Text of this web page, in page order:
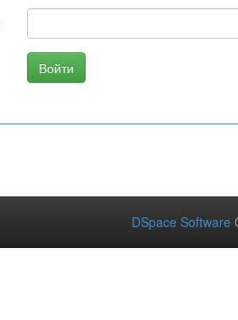
DSpace Software